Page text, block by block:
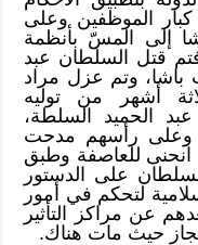
الموظفين وعلى
إلى المسّ بأنظمة
قتل السلطان عبد
باشا، وتم عزل مراد
أشهر من توليه
الحميد السلطة،
وعلى رأسهم مدحت
انحنى للعاصفة وطبق
على الدستور
لتحكم في أمور
عن مراكز التأثير
حيث مات هناك.